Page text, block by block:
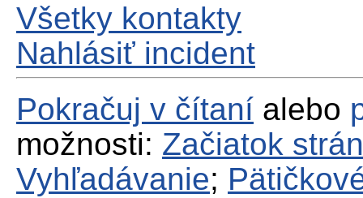
Všetky kontakty
Nahlásiť incident
Pokračuj v čítaní alebo
možnosti: Začiatok
Vyhľadávanie;